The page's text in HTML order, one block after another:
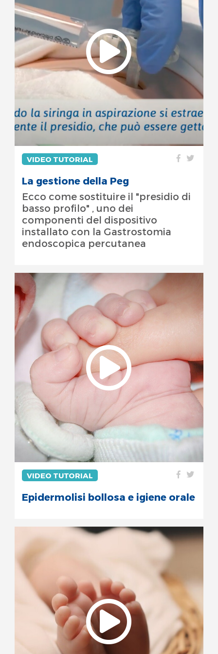
VIDEO TUTORIAL
La gestione della Peg
Ecco come sostituire il "presidio di
basso profilo" , uno dei
componenti del dispositivo
installato con la Gastrostomia
endoscopica percutanea
VIDEO TUTORIAL
Epidermolisi bollosa e igiene orale